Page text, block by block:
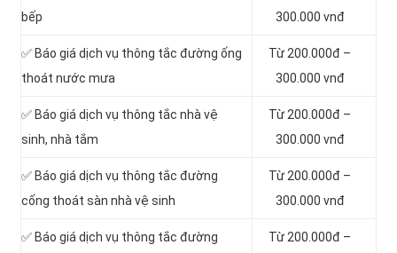
bếp
300.000 vnđ
✅ Báo giá dịch vụ thông tắc đường ống
thoát nước mưa
Từ 200.000đ –
300.000 vnđ
✅ Báo giá dịch vụ thông tắc nhà vệ
sinh, nhà tắm
Từ 200.000đ –
300.000 vnđ
✅ Báo giá dịch vụ thông tắc đường
cống thoát sàn nhà vệ sinh
Từ 200.000đ –
300.000 vnđ
✅ Báo giá dịch vụ thông tắc đường
Từ 200.000đ –